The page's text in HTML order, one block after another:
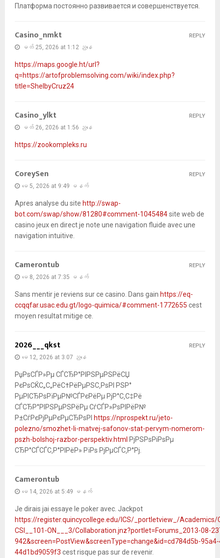
Платформа постоянно развивается и совершенствуется.
Casino_nmkt
မတ် 25, 2026 at 1:12 ညနေ
https://maps.google.ht/url?
q=https://artofproblemsolving.com/wiki/index.php?
title=ShelbyCruz24
REPLY
Casino_ylkt
မတ် 26, 2026 at 1:56 ညနေ
https://zookompleks.ru
REPLY
CoreySen
မေ 5, 2026 at 9:49 မနက်
Apres analyse du site http://swap-
bot.com/swap/show/81280#comment-1045484site web de
casino jeux en direct je note une navigation fluide avec une
navigation intuitive.
REPLY
Camerontub
မေ 8, 2026 at 7:35 မနက်
Sans mentir je reviens sur ce casino. Dans gain https://eq-
ccqqfar.usac.edu.gt/logo-quimica/#comment-1772655 cest
moyen resultat mitige ce.
REPLY
2026___qkst
မေ 12, 2026 at 3:07 ညနေ
РџРѕСЃР»Рµ СЃСЂР°РІРЅРµРЅРёСЏ
РєРѕСЌС„С„РёС†РёРµРЅС‚РѕРІ РЅР°
РµРІСЂРѕРїРµР№СЃРєРёРµ РјР°С‚С‡Рё
СЃСЂР°РІРЅРµРЅРёРµ СѓСЃР»РѕРІРёР№
Р±СѓРєРјРµРєРµСЂРѕРІ https://nprospekt.ru/jeto-
polezno/smozhet-li-matvej-safonov-stat-pervym-nomerom-
pszh-bolshoj-razbor-perspektiv.html РјРЅРѕРіРѕРµ
СЂР°СЃСЃС‚Р°РІРёР» РїРѕ РјРµСЃС‚Р°Рј.
REPLY
Camerontub
မေ 14, 2026 at 5:49 မနက်
Je dirais jai essaye le poker avec. Jackpot
https://register.quincycollege.edu/ICS/_portletview_/Academics/
CSI__101-ON___3/Collaboration.jnz?portlet=Forums_2013-08-
942&screen=PostView&screenType=change&id=cd784d5b-
44d1bd9059f3 cest risque pas sur de revenir.